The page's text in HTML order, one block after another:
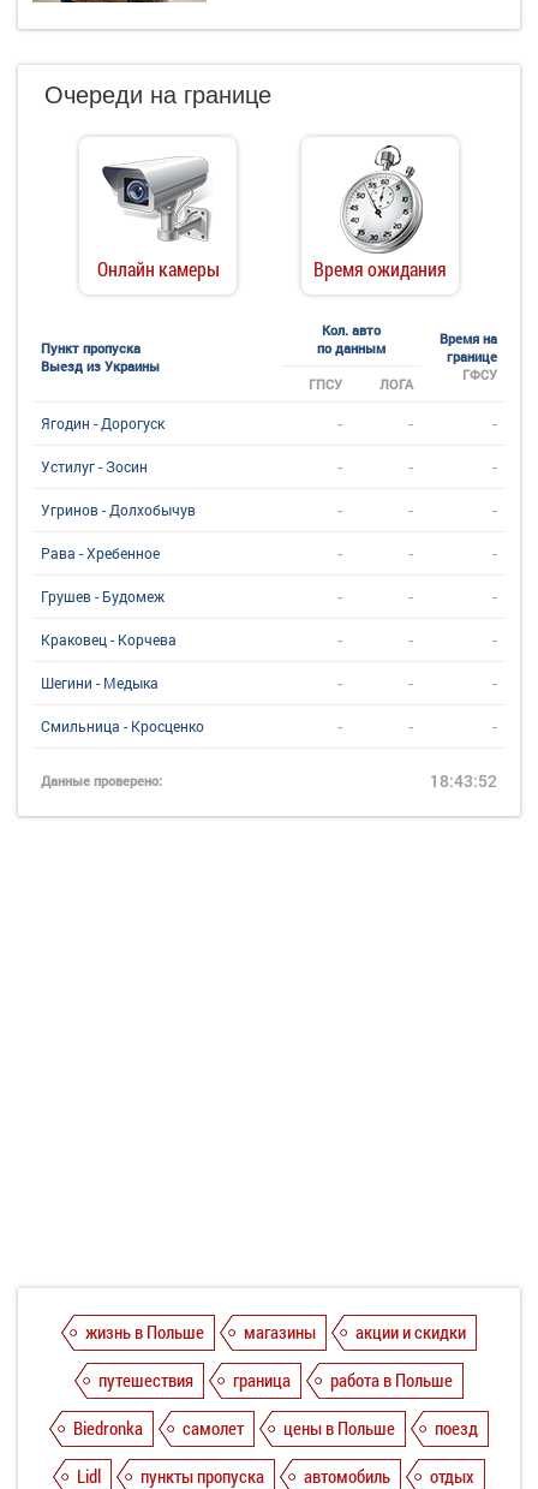
Очереди на границе
Онлайн камеры Время ожидания
Пункт пропуска
Выезд из Украины
Кол. авто
по данным
Время на
границе
ГФСУ
ГПСУ ЛОГА
Ягодин - Дорогуск - - -
Устилуг - Зосин - - -
Угринов - Долхобычув - - -
Рава - Хребенное - - -
Грушев - Будомеж - - -
Краковец - Корчева - - -
Шегини - Медыка - - -
Смильница - Кросценко - - -
Данные проверено: 18:43:52
жизнь в Польше магазины
акции и скидки
путешествия
граница
работа в Польше
Biedronka
самолет цены в Польше
поезд
Lidl
пункты пропуска автомобиль
отдых